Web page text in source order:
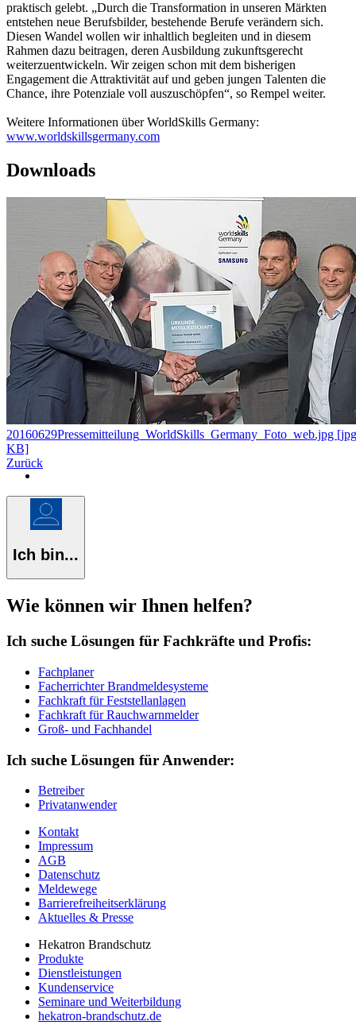
praktisch gelebt. „Durch die Transformation in unseren Märkten
entstehen neue Berufsbilder, bestehende Berufe verändern sich.
Diesen Wandel wollen wir inhaltlich begleiten und in diesem
Rahmen dazu beitragen, deren Ausbildung zukunftsgerecht
weiterzuentwickeln. Wir zeigen schon mit dem bisherigen
Engagement die Attraktivität auf und geben jungen Talenten die
Chance, ihre Potenziale voll auszuschöpfen“, so Rempel weiter.
Weitere Informationen über WorldSkills Germany:
www.worldskillsgermany.com
Downloads
20160629Pressemitteilung_WorldSkills_Germany_Foto_web.jpg
KB]
Zurück
Ich bin...
Wie können wir Ihnen helfen?
Ich suche Lösungen für Fachkräfte und Profis:
Fachplaner
Facherrichter Brandmeldesysteme
Fachkraft für Feststellanlagen
Fachkraft für Rauchwarnmelder
Groß- und Fachhandel
Ich suche Lösungen für Anwender:
Betreiber
Privatanwender
Kontakt
Impressum
AGB
Datenschutz
Meldewege
Barrierefreiheitserklärung
Aktuelles & Presse
Hekatron Brandschutz
Produkte
Dienstleistungen
Kundenservice
Seminare und Weiterbildung
hekatron-brandschutz.de